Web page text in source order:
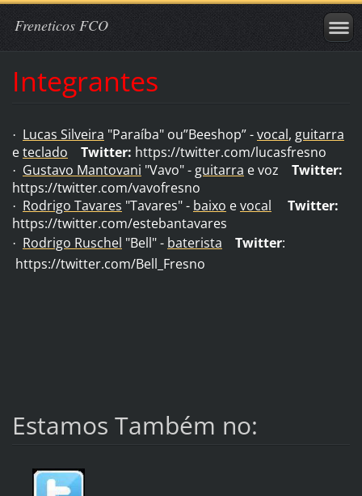
Freneticos FCO
Integrantes
· Lucas Silveira "Paraíba" ou”Beeshop” -vocal, guitarra
eteclado Twitter: https://twitter.com/lucasfresno
· Gustavo Mantovani "Vavo" - guitarra e voz Twitter:
https://twitter.com/vavofresno
· Rodrigo Tavares "Tavares" - baixo evocal
Twitter:
https://twitter.com/estebantavares
· Rodrigo Ruschel "Bell" - baterista Twitter:
https://twitter.com/Bell_Fresno
Estamos Também no: